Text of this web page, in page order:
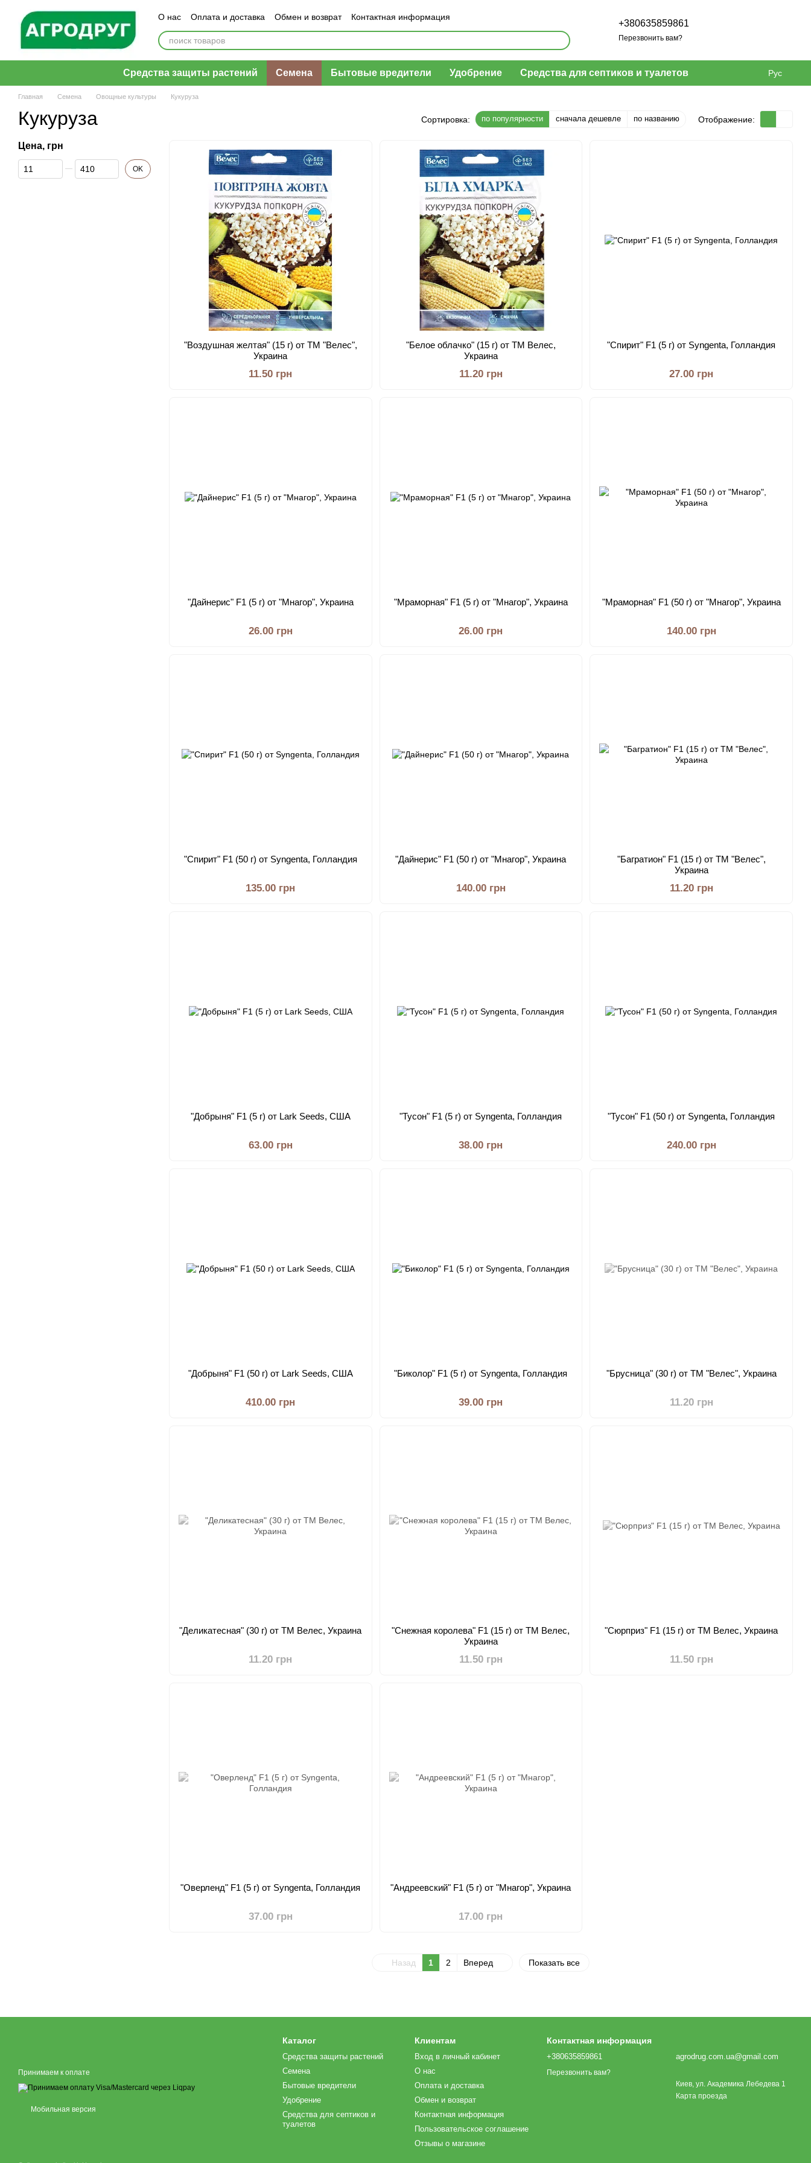
Перейти к основному контенту
О нас Оплата и доставка Обмен и возврат
Контактная информация
Пользовательское соглашение
Отзывы о магазине
+380635859861
Перезвонить вам?
Средства защиты растений Семена Бытовые вредители Удобрение Средства для септиков и туалетов Рус
Главная Семена Овощные культуры Кукуруза
Кукуруза Сортировка: по популярности сначала дешевле по названию Отображение:
"Воздушная желтая" (15 г) от ТМ "Велес",
Украина
11.50 грн
"Белое облачко" (15 г) от ТМ Велес,
Украина
11.20 грн
"Спирит" F1 (5 г) от Syngenta, Голландия
27.00 грн
"Дайнерис" F1 (5 г) от "Мнагор", Украина
26.00 грн
"Мраморная" F1 (5 г) от "Мнагор", Украина
26.00 грн
"Мраморная" F1 (50 г) от "Мнагор", Украина
140.00 грн
"Спирит" F1 (50 г) от Syngenta, Голландия
135.00 грн
"Дайнерис" F1 (50 г) от "Мнагор", Украина
140.00 грн
"Багратион" F1 (15 г) от ТМ "Велес",
Украина
11.20 грн
"Добрыня" F1 (5 г) от Lark Seeds, США
63.00 грн
"Тусон" F1 (5 г) от Syngenta, Голландия
38.00 грн
"Тусон" F1 (50 г) от Syngenta, Голландия
240.00 грн
"Добрыня" F1 (50 г) от Lark Seeds, США
410.00 грн
"Биколор" F1 (5 г) от Syngenta, Голландия
39.00 грн
"Брусница" (30 г) от ТМ "Велес", Украина
11.20 грн
"Деликатесная" (30 г) от ТМ Велес, Украина
11.20 грн
"Снежная королева" F1 (15 г) от ТМ Велес,
Украина
11.50 грн
"Сюрприз" F1 (15 г) от ТМ Велес, Украина
11.50 грн
"Оверленд" F1 (5 г) от Syngenta, Голландия
37.00 грн
"Андреевский" F1 (5 г) от "Мнагор", Украина
17.00 грн
Назад 1 2 Вперед Показать все
Цена, грн
От Цена, грн
До Цена, грн OK
Принимаем к оплате
Мобильная версия
Каталог
Средства защиты растений
Семена
Бытовые вредители
Удобрение
Средства для септиков и
туалетов
Клиентам
Вход в личный кабинет
О нас
Оплата и доставка
Обмен и возврат
Контактная информация
Пользовательское соглашение
Отзывы о магазине
Контактная информация
+380635859861
Перезвонить вам?
agrodrug.com.ua@gmail.com
Киев, ул. Академика Лебедева 1
Карта проезда